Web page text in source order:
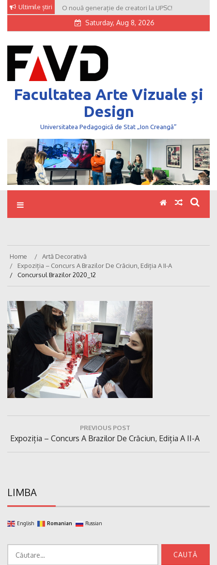
Skip
content
Ultimile știri O nouă generație de creatori la UPSC!
Saturday, Aug 8, 2026
Facultatea Arte Vizuale și
Design
Universitatea Pedagogică de Stat „Ion Creangă”
Home
Artă Decorativă
Expoziția – Concurs A Brazilor De Crăciun, Ediția A II-A
Concursul Brazilor 2020_12
articole
PREVIOUS POST
Previous
Post:
Expoziția – Concurs A Brazilor De Crăciun, Ediția A II-A
LIMBA
English Romanian Russian